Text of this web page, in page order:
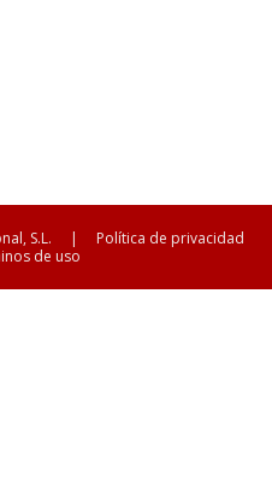
S.L. |
Política de privacidad
de uso